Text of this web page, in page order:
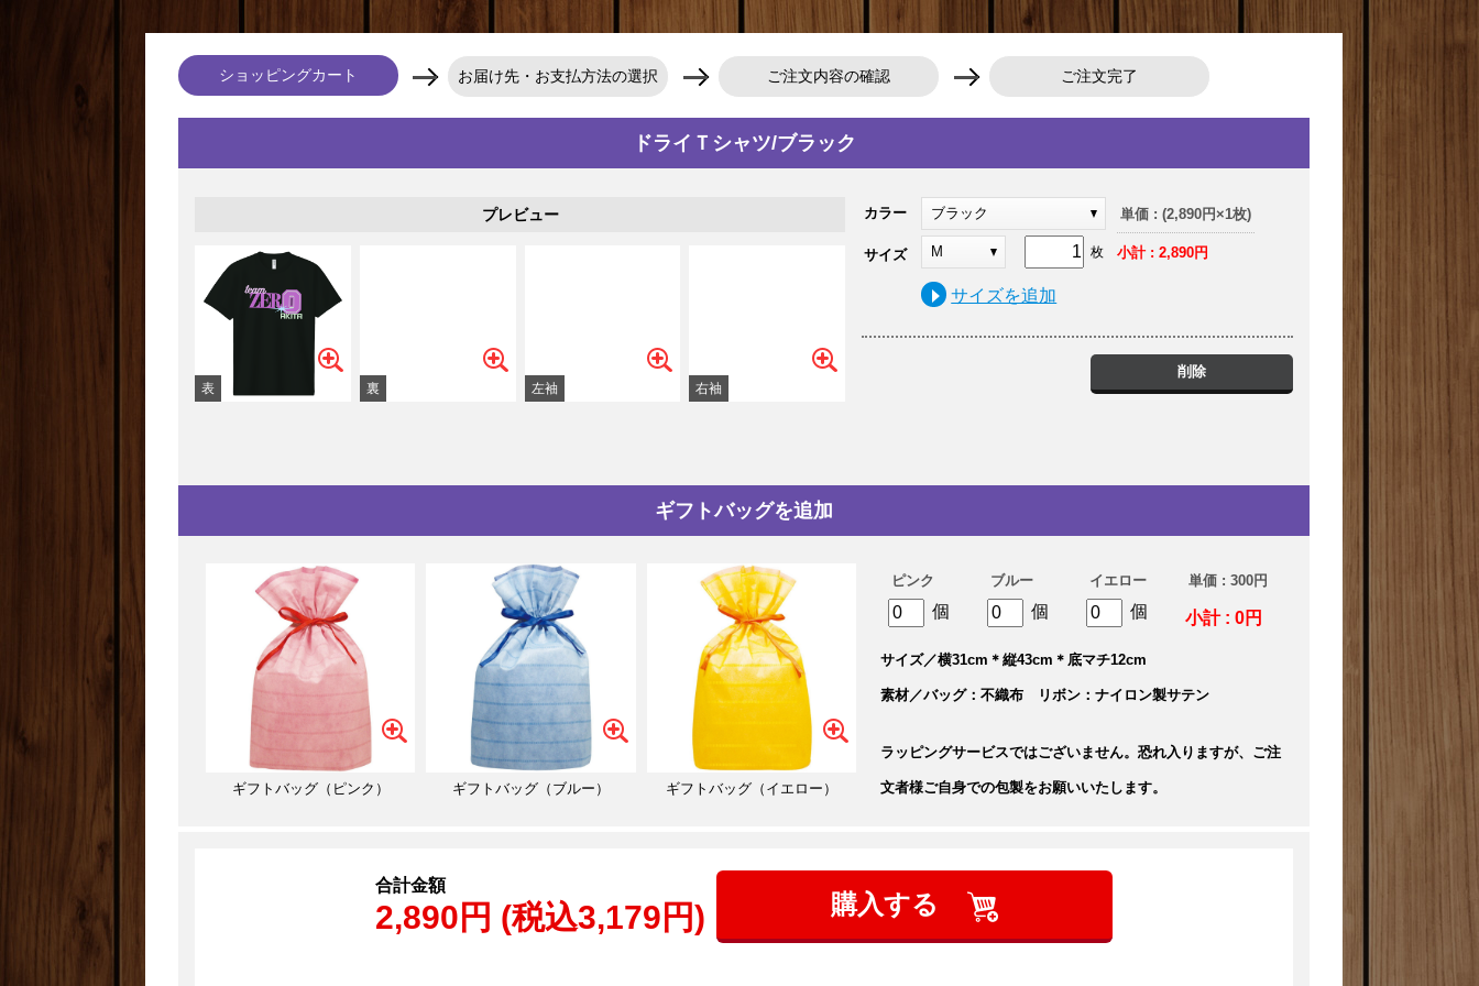
ショッピングカート お届け先・お支払方法の選択 ご注文内容の確認 ご注文完了
ドライＴシャツ/ブラック
プレビュー カラー ブラック
M 枚
サイズ
サイズを追加
単価 : (2,890円×1枚)
小計 : 2,890円
削除
ギフトバッグを追加
ギフトバッグ（ピンク） ギフトバッグ（ブルー） ギフトバッグ（イエロー）
ピンク
個
ブルー
個
イエロー
個
単価 : 300円
小計 : 0円
サイズ／横31cm＊縦43cm＊底マチ12cm
素材／バッグ：不織布 リボン：ナイロン製サテン
ラッピングサービスではございません。恐れ入りますが、ご注
文者様ご自身での包製をお願いいたします。
合計金額
2,890円 (税込3,179円) 購入する